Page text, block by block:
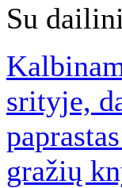
Su
srityje,
gražių